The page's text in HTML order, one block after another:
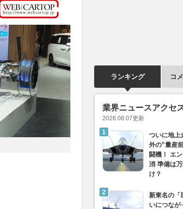
ランキング コ
業界ニュースアクセ
2026.08.07更新
ついに地上
外の”量産
闘機！ エ
消 準備は
け？
新東名の「
いにつなが